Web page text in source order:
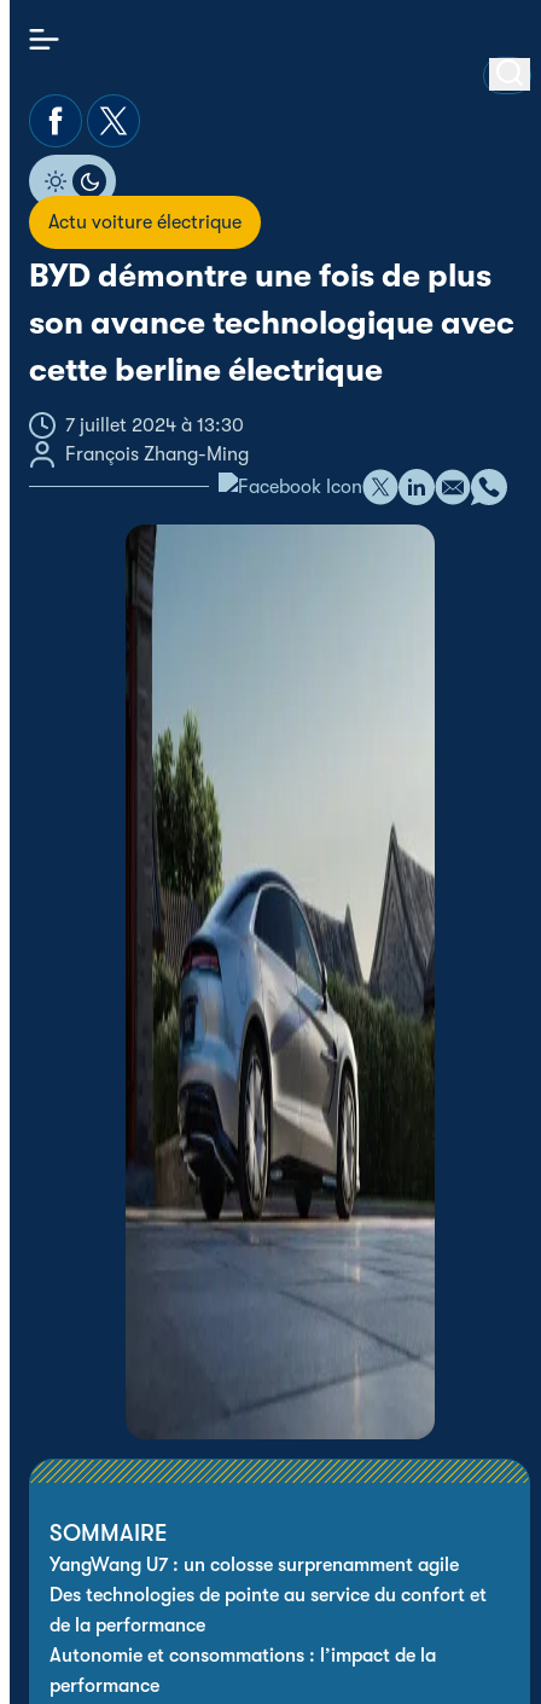
Actu voiture électrique
BYD démontre une fois de plus
son avance technologique avec
cette berline électrique
7 juillet 2024 à 13:30
François Zhang-Ming
SOMMAIRE
YangWang U7 : un colosse surprenamment agile
Des technologies de pointe au service du confort et
de la performance
Autonomie et consommations : l’impact de la
performance